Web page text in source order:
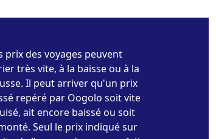
prix des voyages peuvent
très vite, à la baisse ou à la
Il peut arriver qu'un prix
repéré par Oogolo soit vite
ait encore baissé ou soit
Seul le prix indiqué sur